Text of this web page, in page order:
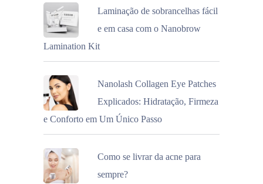
Laminação de sobrancelhas fácil
e em casa com o Nanobrow
Lamination Kit
Nanolash Collagen Eye Patches
Explicados: Hidratação, Firmeza
e Conforto em Um Único Passo
Como se livrar da acne para
sempre?